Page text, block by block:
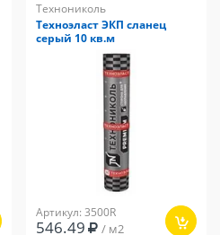
Технониколь
Техноэласт ЭКП сланец
серый 10 кв.м
Артикул: 3500R
546.49 / м2